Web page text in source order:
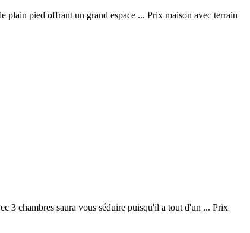
plain pied offrant un grand espace ... Prix maison avec terrain
3 chambres saura vous séduire puisqu'il a tout d'un ... Prix